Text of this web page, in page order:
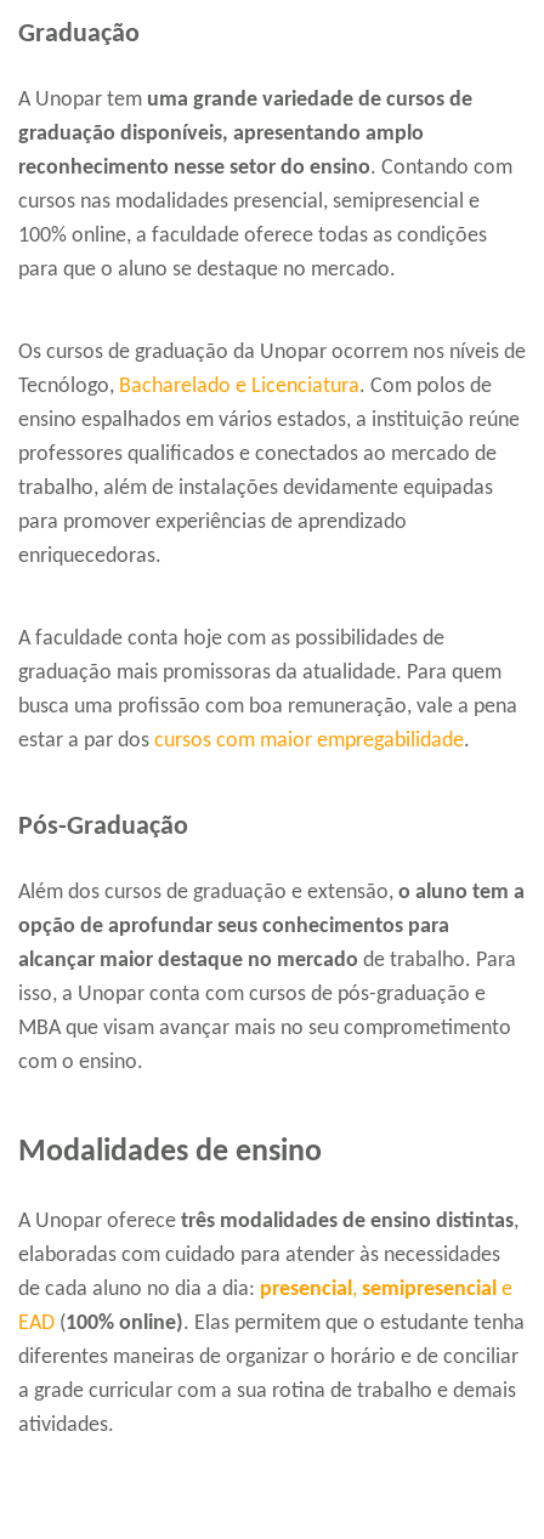
Graduação
A Unopar tem uma grande variedade de cursos de
graduação disponíveis, apresentando amplo
reconhecimento nesse setor do ensino. Contando com
cursos nas modalidades presencial, semipresencial e
100% online, a faculdade oferece todas as condições
para que o aluno se destaque no mercado.
Os cursos de graduação da Unopar ocorrem nos níveis de
Tecnólogo, Bacharelado e Licenciatura. Com polos de
ensino espalhados em vários estados, a instituição reúne
professores qualificados e conectados ao mercado de
trabalho, além de instalações devidamente equipadas
para promover experiências de aprendizado
enriquecedoras.
A faculdade conta hoje com as possibilidades de
graduação mais promissoras da atualidade. Para quem
busca uma profissão com boa remuneração, vale a pena
estar a par dos cursos com maior empregabilidade.
Pós-Graduação
Além dos cursos de graduação e extensão, o aluno tem a
opção de aprofundar seus conhecimentos para
alcançar maior destaque no mercado de trabalho. Para
isso, a Unopar conta com cursos de pós-graduação e
MBA que visam avançar mais no seu comprometimento
com o ensino.
Modalidades de ensino
A Unopar oferece três modalidades de ensino distintas,
elaboradas com cuidado para atender às necessidades
de cada aluno no dia a dia: presencial , semipresencial e
EAD (100% online). Elas permitem que o estudante tenha
diferentes maneiras de organizar o horário e de conciliar
a grade curricular com a sua rotina de trabalho e demais
atividades.